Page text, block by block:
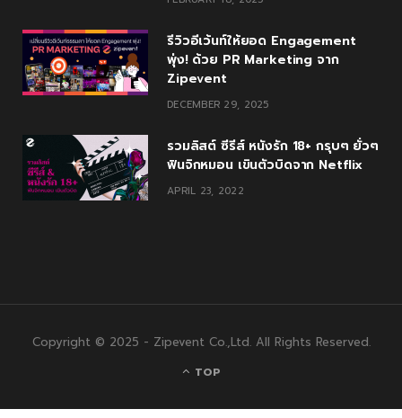
รีวิวอีเว้นท์ให้ยอด Engagement
พุ่ง! ด้วย PR Marketing จาก
Zipevent
DECEMBER 29, 2025
รวมลิสต์ ซีรีส์ หนังรัก 18+ กรุบๆ ยั่วๆ
ฟินจิกหมอน เขินตัวบิดจาก Netflix
APRIL 23, 2022
Copyright © 2025 - Zipevent Co.,Ltd. All Rights Reserved.
TOP